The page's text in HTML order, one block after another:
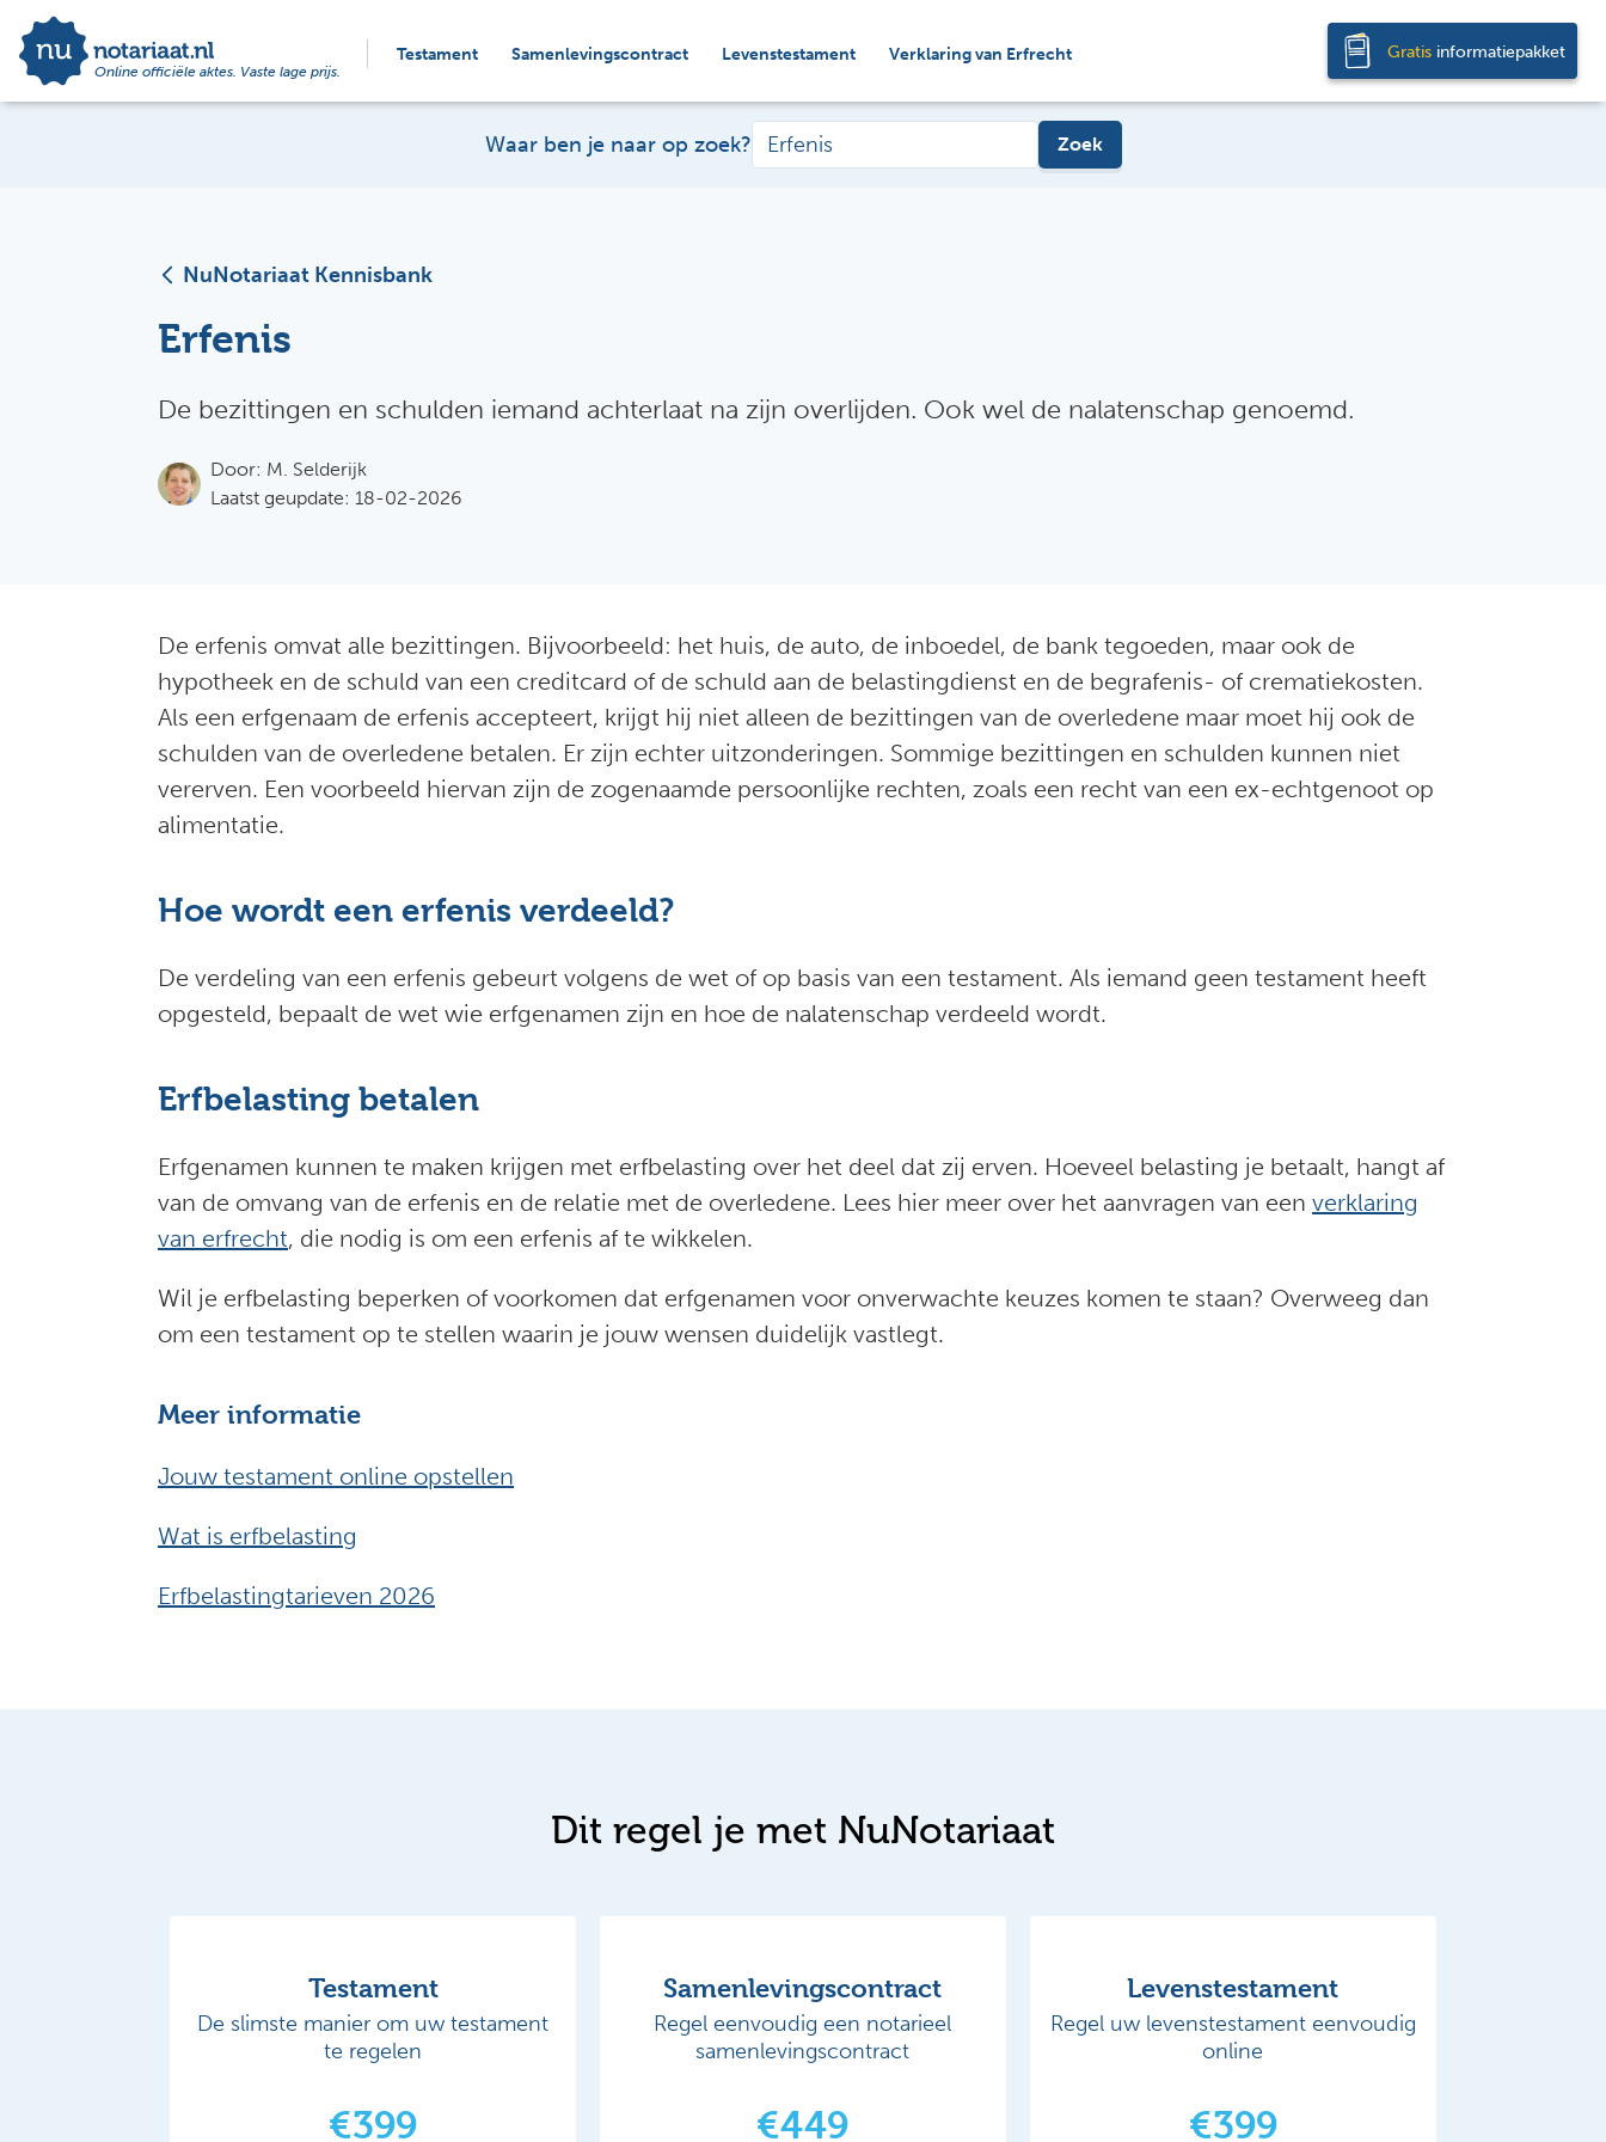
Online officiële aktes. Vaste lage prijs.
Testament Samenlevingscontract Levenstestament Verklaring van Erfrecht Gratis informatiepakket
Waar ben je naar op zoek? Zoek
NuNotariaat Kennisbank
Erfenis
De bezittingen en schulden iemand achterlaat na zijn overlijden. Ook wel de nalatenschap genoemd.
Door: M. Selderijk
Laatst geupdate: 18-02-2026
De erfenis omvat alle bezittingen. Bijvoorbeeld: het huis, de auto, de inboedel, de bank tegoeden, maar ook de
hypotheek en de schuld van een creditcard of de schuld aan de belastingdienst en de begrafenis- of crematiekosten.
Als een erfgenaam de erfenis accepteert, krijgt hij niet alleen de bezittingen van de overledene maar moet hij ook de
schulden van de overledene betalen. Er zijn echter uitzonderingen. Sommige bezittingen en schulden kunnen niet
vererven. Een voorbeeld hiervan zijn de zogenaamde persoonlijke rechten, zoals een recht van een ex-echtgenoot op
alimentatie.
Hoe wordt een erfenis verdeeld?
De verdeling van een erfenis gebeurt volgens de wet of op basis van een testament. Als iemand geen testament heeft
opgesteld, bepaalt de wet wie erfgenamen zijn en hoe de nalatenschap verdeeld wordt.
Erfbelasting betalen
Erfgenamen kunnen te maken krijgen met erfbelasting over het deel dat zij erven. Hoeveel belasting je betaalt, hangt af
van de omvang van de erfenis en de relatie met de overledene. Lees hier meer over het aanvragen van een verklaring
van erfrecht, die nodig is om een erfenis af te wikkelen.
Wil je erfbelasting beperken of voorkomen dat erfgenamen voor onverwachte keuzes komen te staan? Overweeg dan
om een testament op te stellen waarin je jouw wensen duidelijk vastlegt.
Meer informatie
Jouw testament online opstellen
Wat is erfbelasting
Erfbelastingtarieven 2026
Dit regel je met NuNotariaat
Testament
De slimste manier om uw testament
te regelen
€399
Samenlevingscontract
Regel eenvoudig een notarieel
samenlevingscontract
€449
Levenstestament
Regel uw levenstestament eenvoudig
online
€399